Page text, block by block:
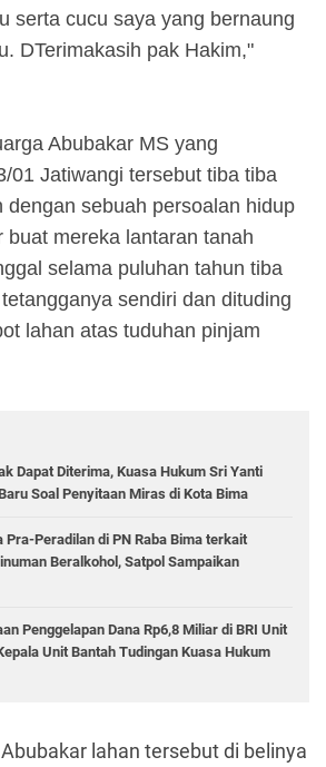
serta cucu saya yang bernaung
DTerimakasih pak Hakim,"
Abubakar MS yang
01 Jatiwangi tersebut tiba tiba
dengan sebuah persoalan hidup
buat mereka lantaran tanah
selama puluhan tahun tiba
sendiri dan dituding
lahan atas tuduhan pinjam
Dapat Diterima, Kuasa Hukum Sri Yanti
Soal Penyitaan Miras di Kota Bima
Pra-Peradilan di PN Raba Bima terkait
Beralkohol, Satpol Sampaikan
Penggelapan Dana Rp6,8 Miliar di BRI Unit
Unit Bantah Tudingan Kuasa Hukum
lahan tersebut di belinya